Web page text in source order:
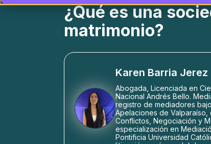
¿Qué es una
matrimonio?
Karen Barria Jerez
Abogada, Licenciada en
Nacional Andrés Bello.
registro de mediadores
Apelaciones de
Conflictos, Negociación y
especialización en
Pontificia Universidad